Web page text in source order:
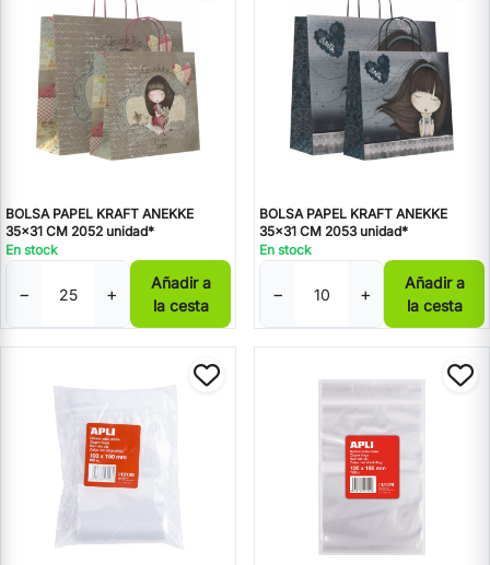
BOLSA PAPEL KRAFT ANEKKE
35x31 CM 2052 unidad*
En stock
− +
Añadir a
la cesta
BOLSA PAPEL KRAFT ANEKKE
35x31 CM 2053 unidad*
En stock
− +
Añadir a
la cesta